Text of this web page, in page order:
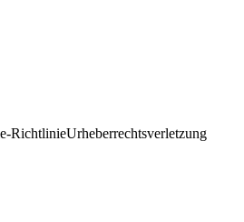
RichtlinieUrheberrechtsverletzung